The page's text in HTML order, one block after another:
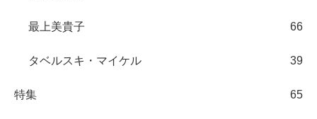
最上美貴子 66
タベルスキ・マイケル 39
特集 65